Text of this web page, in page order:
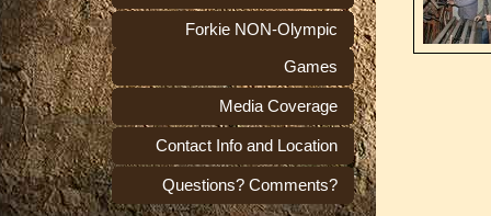
Forkie NON-Olympic
Games
Media Coverage
Contact Info and Location
Questions? Comments?